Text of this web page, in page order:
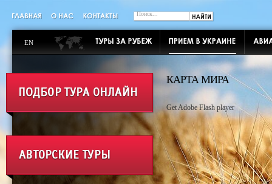
EN
КАРТА МИРА
Get Adobe Flash player